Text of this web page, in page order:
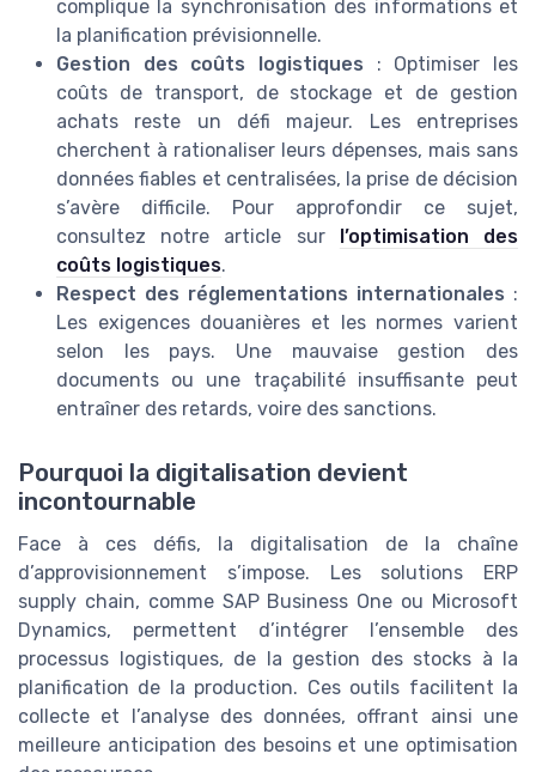
complique la synchronisation des informations et
la planification prévisionnelle.
Gestion des coûts logistiques : Optimiser les
coûts de transport, de stockage et de gestion
achats reste un défi majeur. Les entreprises
cherchent à rationaliser leurs dépenses, mais sans
données fiables et centralisées, la prise de décision
s’avère difficile. Pour approfondir ce sujet,
consultez notre article sur l’optimisation des
coûts logistiques.
Respect des réglementations internationales :
Les exigences douanières et les normes varient
selon les pays. Une mauvaise gestion des
documents ou une traçabilité insuffisante peut
entraîner des retards, voire des sanctions.
Pourquoi la digitalisation devient
incontournable
Face à ces défis, la digitalisation de la chaîne
d’approvisionnement s’impose. Les solutions ERP
supply chain, comme SAP Business One ou Microsoft
Dynamics, permettent d’intégrer l’ensemble des
processus logistiques, de la gestion des stocks à la
planification de la production. Ces outils facilitent la
collecte et l’analyse des données, offrant ainsi une
meilleure anticipation des besoins et une optimisation